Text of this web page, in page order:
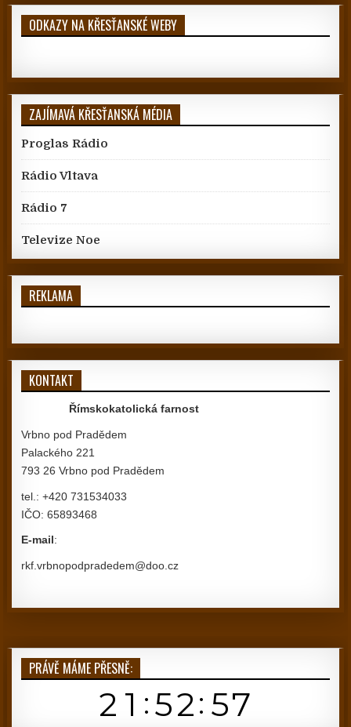
ODKAZY NA KŘESŤANSKÉ WEBY
ZAJÍMAVÁ KŘESŤANSKÁ MÉDIA
Proglas Rádio
Rádio Vltava
Rádio 7
Televize Noe
REKLAMA
KONTAKT
Římskokatolická farnost
Vrbno pod Pradědem
Palackého 221
793 26 Vrbno pod Pradědem
tel.: +420 731534033
IČO: 65893468
E-mail:
rkf.vrbnopodpradedem@doo.cz
PRÁVĚ MÁME PŘESNĚ: